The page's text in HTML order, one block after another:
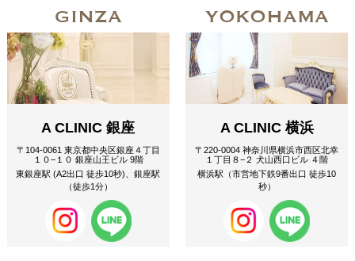
GINZA
A CLINIC 銀座
〒104-0061 東京都中央区銀座４丁目
１０−１０ 銀座山王ビル 9階
東銀座駅 (A2出口 徒歩10秒)、銀座駅
（徒歩1分）
YOKOHAMA
A CLINIC 横浜
〒220-0004 神奈川県横浜市西区北幸
１丁目８−２ 犬山西口ビル ４階
横浜駅（市営地下鉄9番出口 徒歩10
秒）